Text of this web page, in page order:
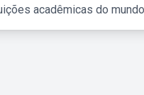
acadêmicas do